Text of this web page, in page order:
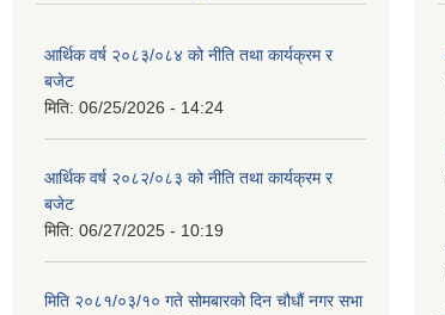
आर्थिक वर्ष २०८३/०८४ को नीति तथा कार्यक्रम र
बजेट
मिति: 06/25/2026 - 14:24
आर्थिक वर्ष २०८२/०८३ को नीति तथा कार्यक्रम र
बजेट
मिति: 06/27/2025 - 10:19
मिति २०८१/०३/१० गते सोमबारको दिन चौधौं नगर सभा